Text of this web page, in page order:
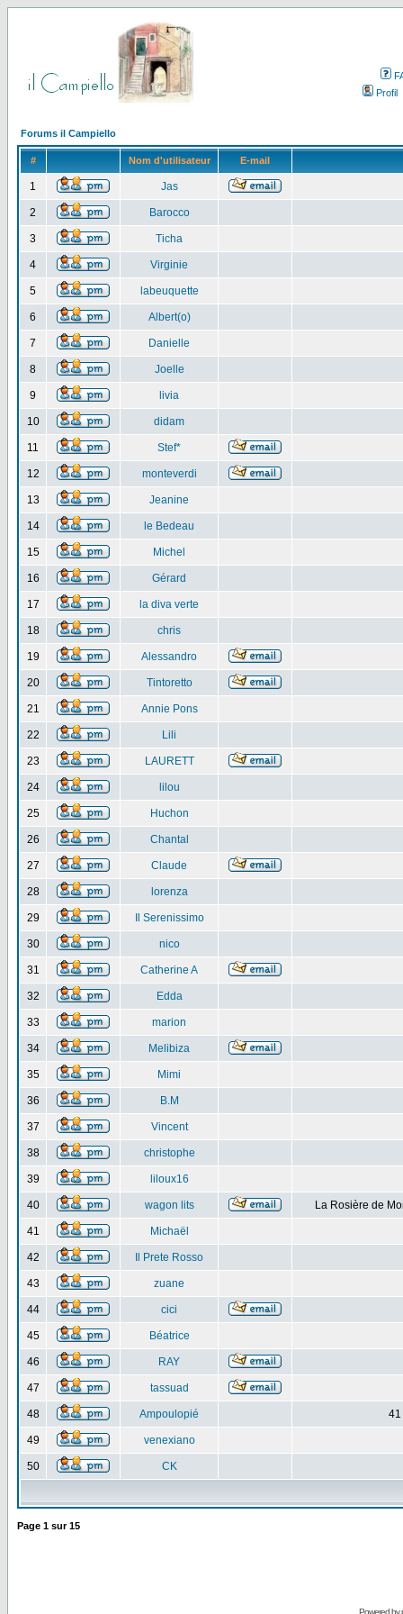
Profil
Forums il Campiello
# Nom d'utilisateur E-mail
1 Jas
2 Barocco
3 Ticha
4 Virginie
5 labeuquette
6 Albert(o)
7 Danielle
8 Joelle
9 livia
10 didam
11 Stef*
12 monteverdi
13 Jeanine
14 le Bedeau
15 Michel
16 Gérard
17 la diva verte
18 chris
19 Alessandro
20 Tintoretto
21 Annie Pons
22 Lili
23 LAURETT
24 lilou
25 Huchon
26 Chantal
27 Claude
28 lorenza
29 Il Serenissimo
30 nico
31 Catherine A
32 Edda
33 marion
34 Melibiza
35 Mimi
36 B.M
37 Vincent
38 christophe
39 liloux16
40 wagon lits La Rosière de
41 Michaël
42 Il Prete Rosso
43 zuane
44 cici
45 Béatrice
46 RAY
47 tassuad
48 Ampoulopié 41
49 venexiano
50 CK
Page 1 sur15
Powered by